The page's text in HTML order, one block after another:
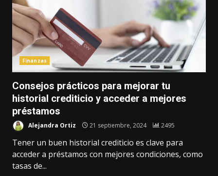
Finanzas
Consejos prácticos para mejorar tu
historial crediticio y acceder a mejores
préstamos
Alejandra Ortiz 21 septiembre, 2024 2495
Tener un buen historial crediticio es clave para
acceder a préstamos con mejores condiciones, como
tasas de...